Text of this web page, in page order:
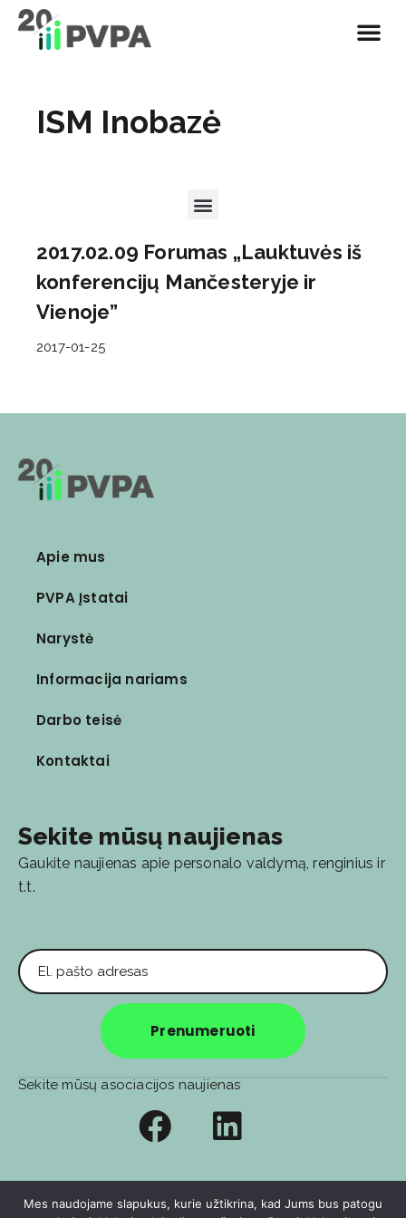
ISM Inobazė
2017.02.09 Forumas „Lauktuvės iš
konferencijų Mančesteryje ir
Vienoje”
2017-01-25
Apie mus
PVPA Įstatai
Narystė
Informacija nariams
Darbo teisė
Kontaktai
Sekite mūsų naujienas
Gaukite naujienas apie personalo valdymą, renginius ir
t.t.
Prenumeruoti
Privatumo politika Soc. tinklų privatumo politika
Sekite mūsų asociacijos naujienas
Mes naudojame slapukus, kurie užtikrina, kad Jums bus patogu